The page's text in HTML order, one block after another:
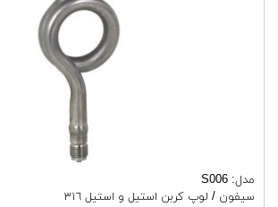
مدل: S006
سیفون / لوپ کربن استیل و استیل ٣١٦